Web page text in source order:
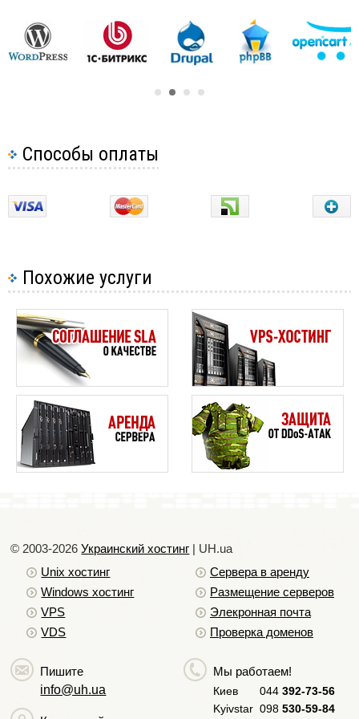
Добавляем репозиторий Webmin.
Для этого создаем новый файл:
sudo nano
Добавляем в файл следующие строки:
#baseurl=http://download.webmin.com/
enabled=1
Сохраняем изменение в файле, нажав
сочетание клавиш Ctrl+x , затем клавишу y и
затем клавишу Enter.
Добавляем ключ PGP автора Webmin, чтобы
система доверяла новому репозиторию.
Выполняем команды:
wget
Способы оплаты
Похожие услуги
© 2003-2026Украинский хостинг | UH.ua
Unix хостинг
Windows хостинг
VPS
VDS
Сервера в аренду
Размещение серверов
Элекронная почта
Проверка доменов
Пишите
info@uh.ua
Мы работаем!
Киев 044 392-73-56
Kyivstar 098 530-59-84